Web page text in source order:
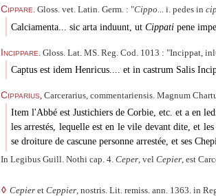
Cippare. Gloss. vet. Latin. Germ. : Cippo... i. pedes in
Calciamenta... sic arta induunt, ut Cippatipene
Incippare . Gloss. Lat. MS. Reg. Cod. 1013 : Incippat,
Captus est idem Henricus.... et in castrum Salis
Cipparius, Carcerarius, commentariensis. Magnum
Item l'Abbé est Justichiers de Corbie, etc. et a en
les arrestés, lequelle est en le vile devant dite, et
se droiture de cascune personne arrestée, et ses
In Legibus Guill. Nothi cap. 4. Ceper, vel Cepier, est
◊ Cepieret Ceppier, nostris. Lit. remiss. ann. 1363. in